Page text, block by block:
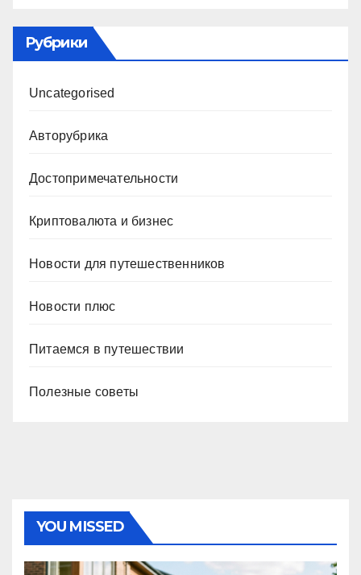
Рубрики
Uncategorised
Авторубрика
Достопримечательности
Криптовалюта и бизнес
Новости для путешественников
Новости плюс
Питаемся в путешествии
Полезные советы
YOU MISSED